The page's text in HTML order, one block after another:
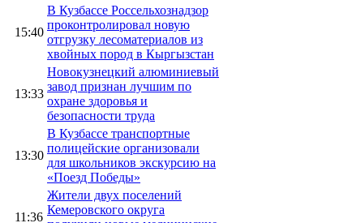
15:40
В Кузбассе Россельхознадзор
проконтролировал новую
отгрузку лесоматериалов из
хвойных пород в Кыргызстан
13:33
Новокузнецкий алюминиевый
завод признан лучшим по
охране здоровья и
безопасности труда
13:30
В Кузбассе транспортные
полицейские организовали
для школьников экскурсию на
«Поезд Победы»
11:36
Жители двух поселений
Кемеровского округа